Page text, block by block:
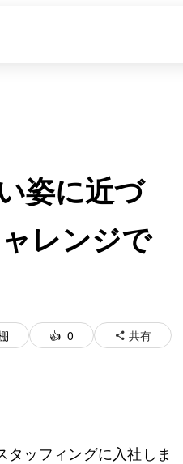
姿に近づ
レンジで
0 共有
ッフィングに入社しま